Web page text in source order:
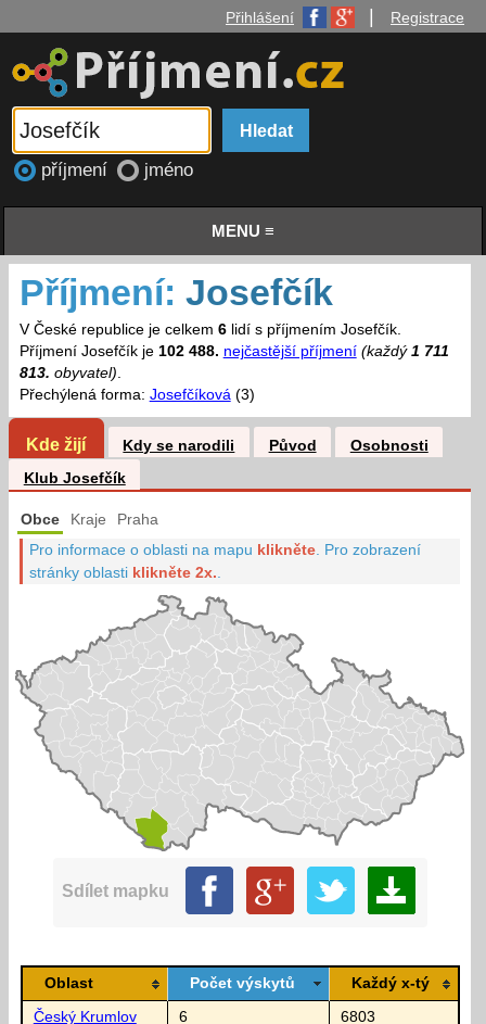
Přihlášení Registrace
příjmení jméno
MENU ≡
Příjmení: Josefčík
V České republice je celkem 6lidí s příjmením Josefčík.
Příjmení Josefčík je 102 488. nejčastější příjmení (každý 1 711
813. obyvatel).
Přechýlená forma: Josefčíková(3)
Kde žijí Kdy se narodili Původ
Osobnosti
Klub Josefčík
Obce Kraje Praha
Pro informace o oblasti na mapu klikněte Pro zobrazení
stránky oblasti klikněte 2x.
Sdílet mapku
Oblast Počet výskytů Každý x-tý
Český Krumlov 6 6803